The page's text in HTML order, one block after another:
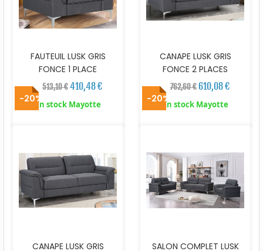
FAUTEUIL LUSK GRIS
FONCE 1 PLACE
513,10 €410,48 €
En stock Mayotte
CANAPE LUSK GRIS
FONCE 2 PLACES
762,60 € 610,08 €
En stock Mayotte
-20%
CANAPE LUSK GRIS
-20%
SALON COMPLET LUSK